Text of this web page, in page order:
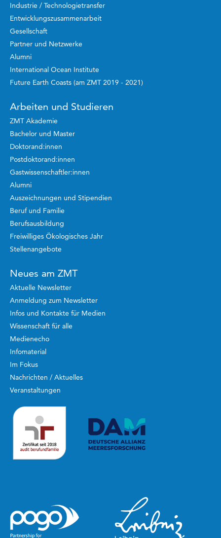
Industrie / Technologietransfer
Entwicklungszusammenarbeit
Gesellschaft
Partner und Netzwerke
Alumni
International Ocean Institute
Future Earth Coasts (am ZMT 2019 - 2021)
Arbeiten und Studieren
ZMT Akademie
Bachelor und Master
Doktorand:innen
Postdoktorand:innen
Gastwissenschaftler:innen
Alumni
Auszeichnungen und Stipendien
Beruf und Familie
Berufsausbildung
Freiwilliges Ökologisches Jahr
Stellenangebote
Neues am ZMT
Aktuelle Newsletter
Anmeldung zum Newsletter
Infos und Kontakte für Medien
Wissenschaft für alle
Medienecho
Infomaterial
Im Fokus
Nachrichten / Aktuelles
Veranstaltungen